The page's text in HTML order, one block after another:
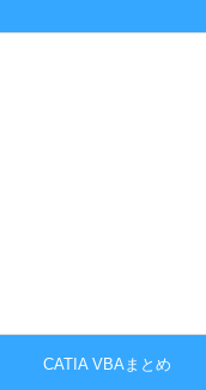
CATIA VBAまとめ